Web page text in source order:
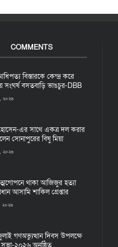
COMMENTS
বিস্তারকে কেন্দ্র করে
সংঘর্ষ বসতবাড়ি ভাঙচুর-DBB
২০২৬
এর সাথে একত্র দল করার
সোনাপুরের বিষু মিয়া
২০২৬
থাকা আজিজুর হত্যা
আসামি শাকিল গ্রেপ্তার
২০২৬
গণঅভ্যুত্থান দিবস উপলক্ষে